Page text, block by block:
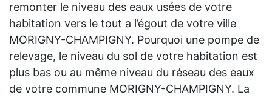
remonter le niveau des eaux usées de votre
habitation vers le tout a l’égout de votre ville
MORIGNY-CHAMPIGNY. Pourquoi une pompe de
relevage, le niveau du sol de votre habitation est
plus bas ou au même niveau du réseau des eaux
de votre commune MORIGNY-CHAMPIGNY. La